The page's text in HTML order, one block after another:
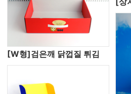
[W형]검은깨 닭껍질 튀김